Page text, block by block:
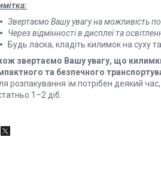
Звертаємо Вашу увагу на можливість
Через відмінності в дисплеї та
Будь ласка, кладіть килимок на суху
звертаємо Вашу увагу, що
та безпечного
розпакування їм потрібен деякий
1–2 діб.